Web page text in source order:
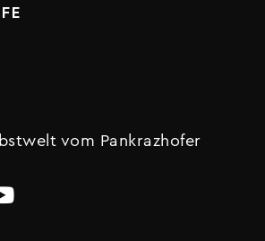
vom Pankrazhofer